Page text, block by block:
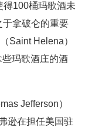
得100桶玛歌酒未
于拿破仑的重要
Saint Helena）
些玛歌酒庄的酒
Jefferson）
逊在担任美国驻